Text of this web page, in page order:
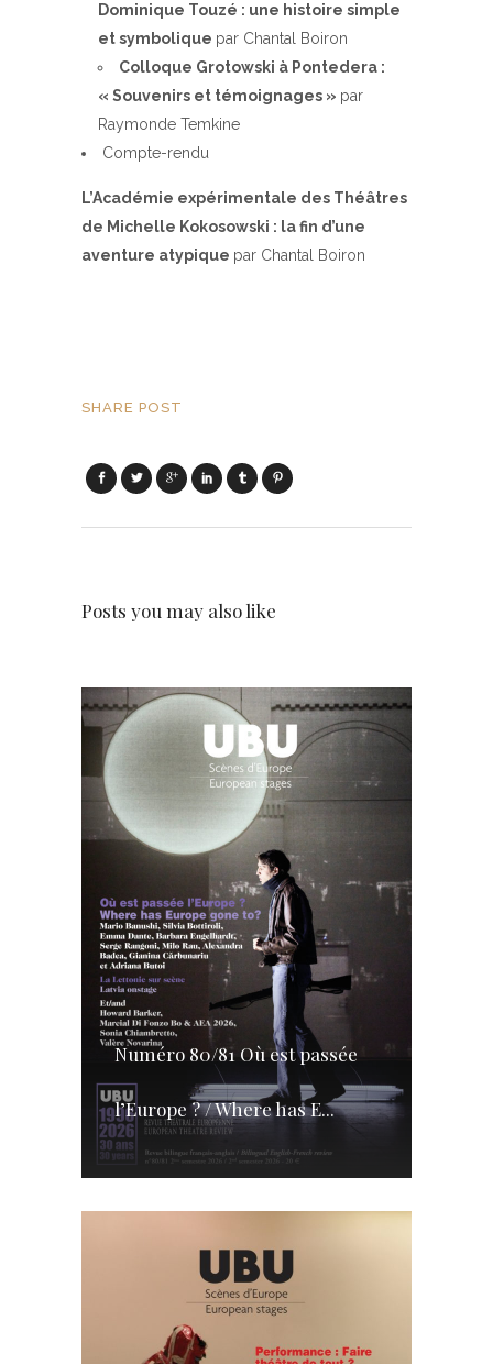
Dominique Touzé : une histoire simple
et symbolique par Chantal Boiron
Colloque Grotowski à Pontedera :
« Souvenirs et témoignages » par
Raymonde Temkine
Compte-rendu
L’Académie expérimentale des Théâtres
de Michelle Kokosowski : la fin d’une
aventure atypique par Chantal Boiron
SHARE POST
Posts you may also like
Numéro 80/81 Où est passée
l’Europe ? / Where has E...